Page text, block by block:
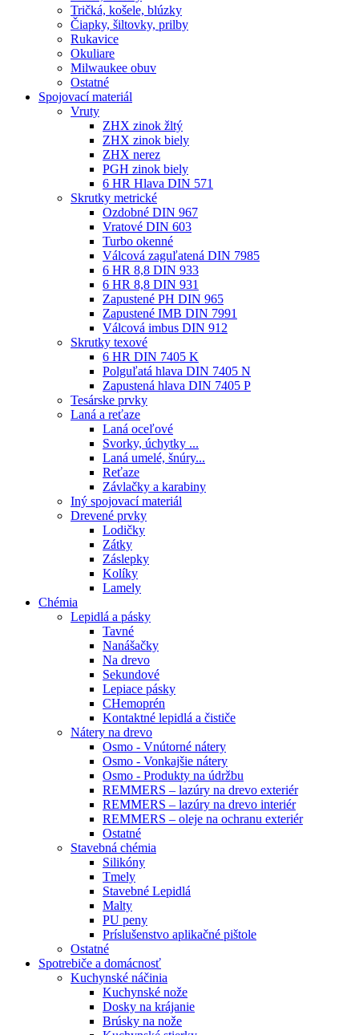
Tričká, košele, blúzky
Čiapky, šiltovky, prilby
Rukavice
Okuliare
Milwaukee obuv
Ostatné
Spojovacímateriál
Vruty
ZHX zinok žltý
ZHX zinok biely
ZHX nerez
PGH zinok biely
6 HR Hlava DIN 571
Skrutky metrické
Ozdobné DIN 967
Vratové DIN 603
Turbo okenné
Válcová zaguľatená DIN 7985
6 HR 8,8 DIN 933
6 HR 8,8 DIN 931
Zapustené PH DIN 965
Zapustené IMB DIN 7991
Válcová imbus DIN 912
Skrutky texové
6 HR DIN 7405 K
Polguľatá hlava DIN 7405 N
Zapustená hlava DIN 7405 P
Tesárske prvky
Laná a reťaze
Laná oceľové
Svorky, úchytky ...
Laná umelé, šnúry...
Reťaze
Závlačky a karabiny
Iný spojovací materiál
Drevené prvky
Lodičky
Zátky
Záslepky
Kolíky
Lamely
Chémia
Lepidlá a pásky
Tavné
Nanášačky
Na drevo
Sekundové
Lepiace pásky
CHemoprén
Kontaktné lepidlá a čističe
Nátery na drevo
Osmo - Vnútorné nátery
Osmo - Vonkajšie nátery
Osmo - Produkty na údržbu
REMMERS – lazúry na drevo exteriér
REMMERS – lazúry na drevo interiér
REMMERS – oleje na ochranu exteriér
Ostatné
Stavebná chémia
Silikóny
Tmely
Stavebné Lepidlá
Malty
PU peny
Príslušenstvo aplikačné pištole
Ostatné
Spotrebiče a domácnosť
Kuchynské náčinia
Kuchynské nože
Dosky na krájanie
Brúsky na nože